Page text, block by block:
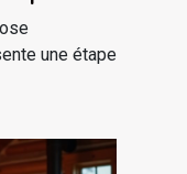
une étape